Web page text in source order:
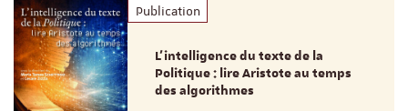
Publication
L’intelligence du texte de la
Politique : lire Aristote au temps
des algorithmes